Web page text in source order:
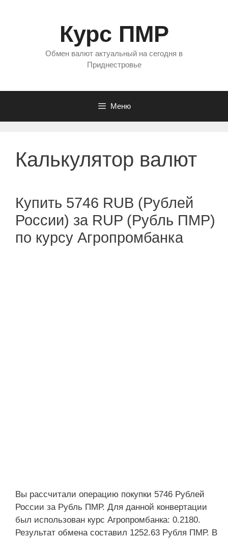
Курс ПМР
Обмен валют актуальный на сегодня в
Приднестровье
Меню
Калькулятор валют
Купить 5746 RUB (Рублей
России) за RUP (Рубль ПМР)
по курсу Агропромбанка
Вы рассчитали операцию покупки 5746 Рублей
России за Рубль ПМР. Для данной конвертации
был использован курс Агропромбанка: 0.2180.
Результат обмена составил 1252.63 Рубля ПМР. В